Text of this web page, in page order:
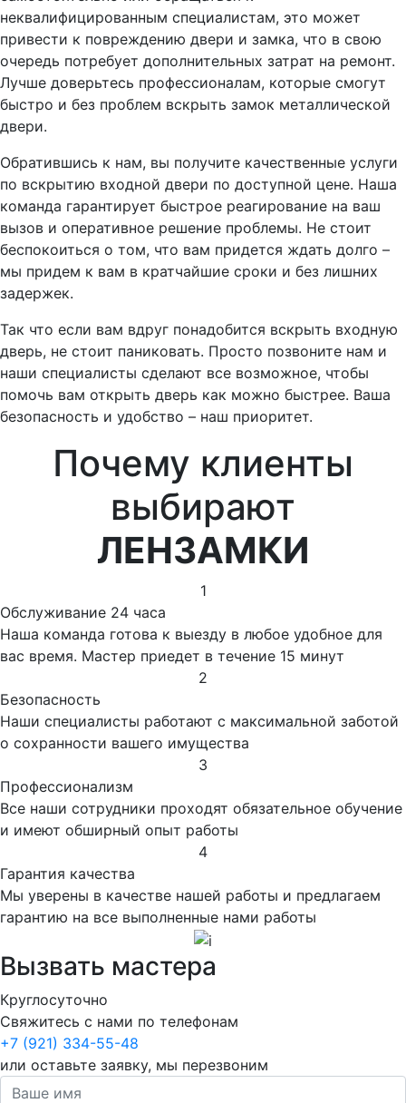
неквалифицированным специалистам, это может
привести к повреждению двери и замка, что в свою
очередь потребует дополнительных затрат на ремонт.
Лучше доверьтесь профессионалам, которые смогут
быстро и без проблем вскрыть замок металлической
двери.
Обратившись к нам, вы получите качественные услуги
по вскрытию входной двери по доступной цене. Наша
команда гарантирует быстрое реагирование на ваш
вызов и оперативное решение проблемы. Не стоит
беспокоиться о том, что вам придется ждать долго –
мы придем к вам в кратчайшие сроки и без лишних
задержек.
Так что если вам вдруг понадобится вскрыть входную
дверь, не стоит паниковать. Просто позвоните нам и
наши специалисты сделают все возможное, чтобы
помочь вам открыть дверь как можно быстрее. Ваша
безопасность и удобство – наш приоритет.
Почему клиенты
выбирают
ЛЕНЗАМКИ
1
Обслуживание 24 часа
Наша команда готова к выезду в любое удобное для
вас время. Мастер приедет в течение 15 минут
2
Безопасность
Наши специалисты работают с максимальной заботой
о сохранности вашего имущества
3
Профессионализм
Все наши сотрудники проходят обязательное обучение
и имеют обширный опыт работы
4
Гарантия качества
Мы уверены в качестве нашей работы и предлагаем
гарантию на все выполненные нами работы
Вызвать мастера
Круглосуточно
Свяжитесь с нами по телефонам
+7 (921) 334-55-48
или оставьте заявку, мы перезвоним